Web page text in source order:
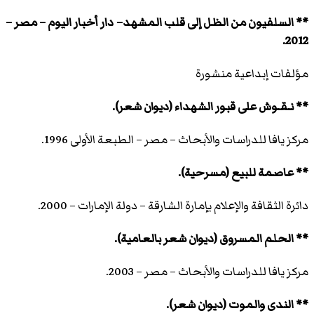
** السلفيون من الظل إلى قلب المشهد– دار أخبار اليوم – مصر –
2012.
مؤلفات إبداعية منشورة
** نـقـوش على قبور الشهداء (ديوان شعر).
مركز يافا للدراسات والأبحاث – مصر – الطبعة الأولى 1996.
** عاصمة للبيع (مسرحية).
دائرة الثقافة والإعلام بإمارة الشارقة – دولة الإمارات – 2000.
** الحلم المسروق (ديوان شعر بالعامية).
مركز يافا للدراسات والأبحاث – مصر – 2003.
** الندى والموت (ديوان شعر).